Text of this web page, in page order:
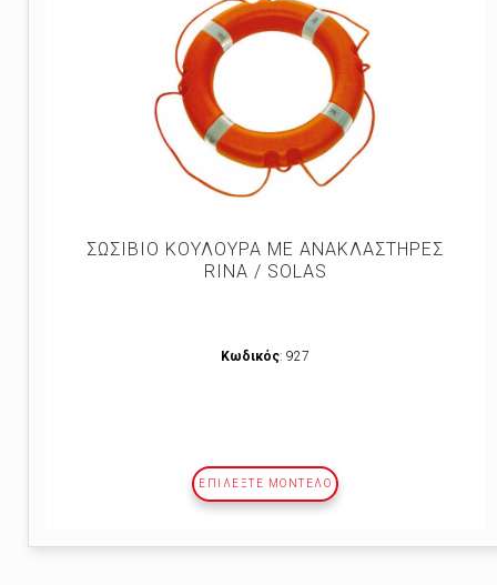
ΣΩΣΙΒΙΟ ΚΟΥΛΟΥΡΑ ΜΕ ΑΝΑΚΛΑΣΤΗΡΕΣ
RINA / SOLAS
Κωδικός: 927
ΕΠΙΛΕΞΤΕ ΜΟΝΤΕΛΟ